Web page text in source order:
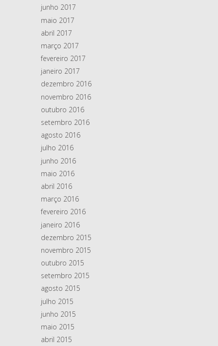
junho 2017
maio 2017
abril 2017
março 2017
fevereiro 2017
janeiro 2017
dezembro 2016
novembro 2016
outubro 2016
setembro 2016
agosto 2016
julho 2016
junho 2016
maio 2016
abril 2016
março 2016
fevereiro 2016
janeiro 2016
dezembro 2015
novembro 2015
outubro 2015
setembro 2015
agosto 2015
julho 2015
junho 2015
maio 2015
abril 2015